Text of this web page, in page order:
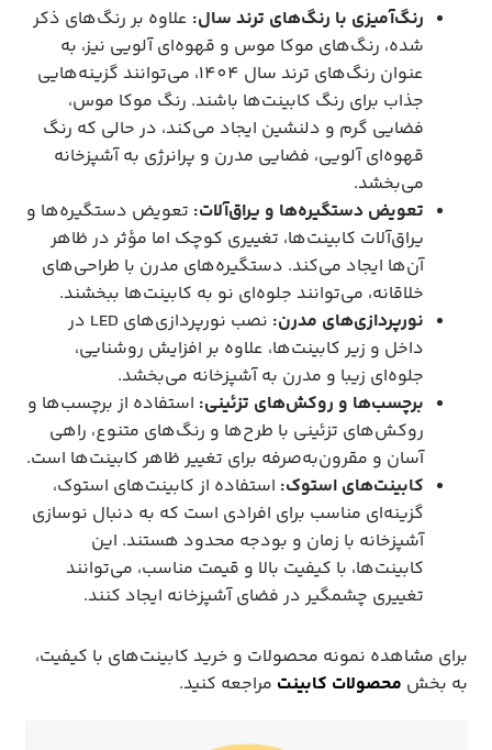
رنگ‌آمیزی با رنگ‌های ترند سال: علاوه بر رنگ‌های ذکر
شده، رنگ‌های موکا موس و قهوه‌ای آلویی نیز، به
عنوان رنگ‌های ترند سال 1404، می‌توانند گزینه‌هایی
جذاب برای رنگ کابینت‌ها باشند. رنگ موکا موس،
فضایی گرم و دلنشین ایجاد می‌کند، در حالی که رنگ
قهوه‌ای آلویی، فضایی مدرن و پرانرژی به آشپزخانه
می‌بخشد.
تعویض دستگیره‌ها و یراق‌آلات: تعویض دستگیره‌ها و
یراق‌آلات کابینت‌ها، تغییری کوچک اما مؤثر در ظاهر
آن‌ها ایجاد می‌کند. دستگیره‌های مدرن با طراحی‌های
خلاقانه، می‌توانند جلوه‌ای نو به کابینت‌ها ببخشند.
نورپردازی‌های مدرن:
نصب نورپردازی‌های LED در
داخل و زیر کابینت‌ها، علاوه بر افزایش روشنایی،
جلوه‌ای زیبا و مدرن به آشپزخانه می‌بخشد.
برچسب‌ها و روکش‌های تزئینی: استفاده از برچسب‌ها و
روکش‌های تزئینی با طرح‌ها و رنگ‌های متنوع، راهی
آسان و مقرون‌به‌صرفه برای تغییر ظاهر کابینت‌ها است.
کابینت‌های استوک: استفاده از کابینت‌های استوک،
گزینه‌ای مناسب برای افرادی است که به دنبال نوسازی
آشپزخانه با زمان و بودجه محدود هستند. این
کابینت‌ها، با کیفیت بالا و قیمت مناسب، می‌توانند
تغییری چشمگیر در فضای آشپزخانه ایجاد کنند.
برای مشاهده نمونه محصولات و خرید کابینت‌های با کیفیت،
به بخش محصولات کابینت مراجعه کنید.